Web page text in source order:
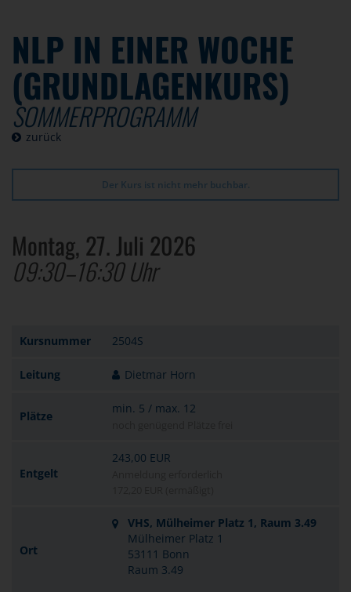
NLP IN EINER WOCHE
(GRUNDLAGENKURS)
SOMMERPROGRAMM
zurück
Der Kurs ist nicht mehr buchbar.
Montag, 27. Juli 2026
09:30–16:30 Uhr
Kursnummer 2504S
Leitung Dietmar Horn
Plätze
min. 5 / max. 12
Entgelt
243,00 EUR
Ort
VHS, Mülheimer Platz 1, Raum 3.49
Mülheimer Platz 1
53111 Bonn
Raum 3.49